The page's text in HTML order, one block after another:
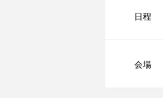
日程
会場